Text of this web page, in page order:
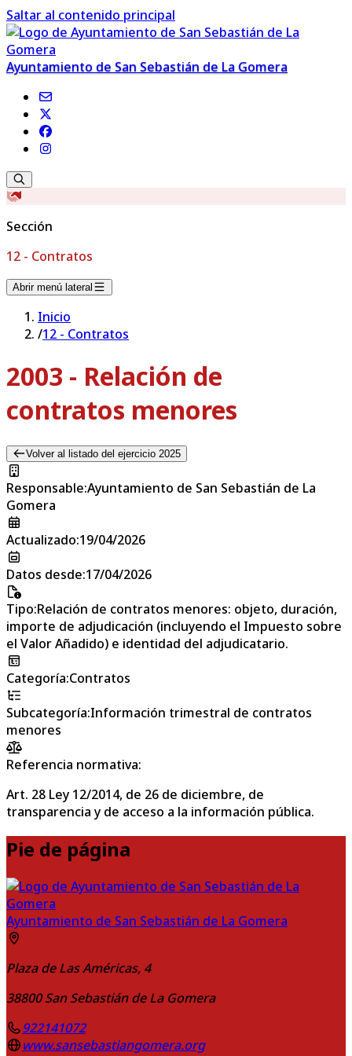
Saltar al contenido principal
Ayuntamiento de San Sebastián de La Gomera
Sección
12 - Contratos
Abrir menú lateral
Inicio
/12 - Contratos
2003 - Relación de
contratos menores
Volver al listado del ejercicio 2025
Responsable:Ayuntamiento de San Sebastián de La
Gomera
Actualizado:19/04/2026
Datos desde:17/04/2026
Tipo:Relación de contratos menores: objeto, duración,
importe de adjudicación (incluyendo el Impuesto sobre
el Valor Añadido) e identidad del adjudicatario.
Categoría:Contratos
Subcategoría:Información trimestral de contratos
menores
Referencia normativa:
Art. 28 Ley 12/2014, de 26 de diciembre, de
transparencia y de acceso a la información pública.
Pie de página
Ayuntamiento de San Sebastián de La Gomera
Plaza de Las Américas, 4
38800 San Sebastián de La Gomera
922141072
www.sansebastiangomera.org